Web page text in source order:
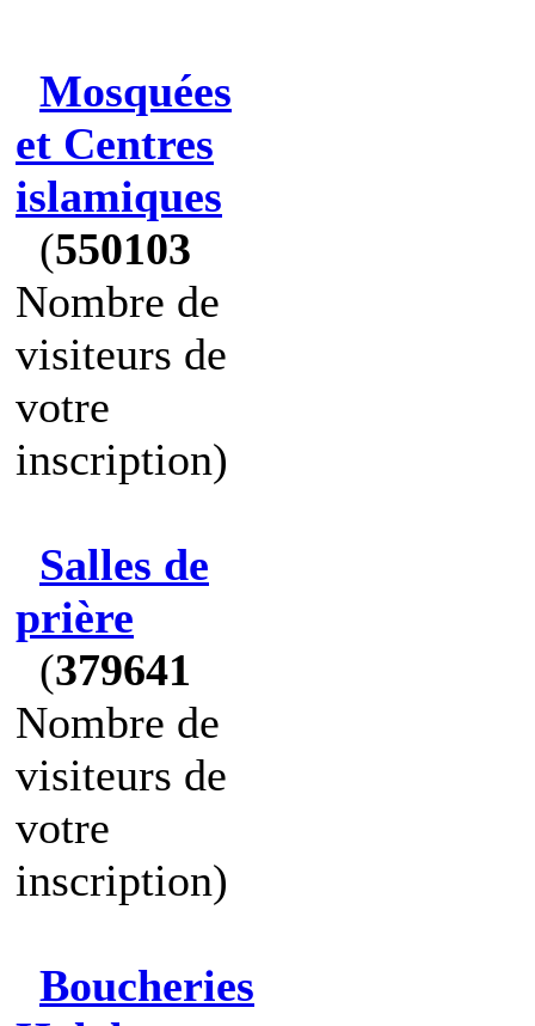
Mosquées
et Centres
islamiques
(550103
Nombre de
visiteurs de
votre
inscription)
Salles de
prière
(379641
Nombre de
visiteurs de
votre
inscription)
Boucheries